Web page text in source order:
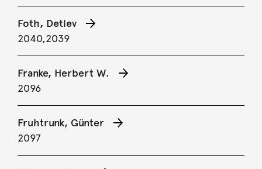
Foth, Detlev
2040,2039
Franke, Herbert W.
2096
Fruhtrunk, Günter
2097